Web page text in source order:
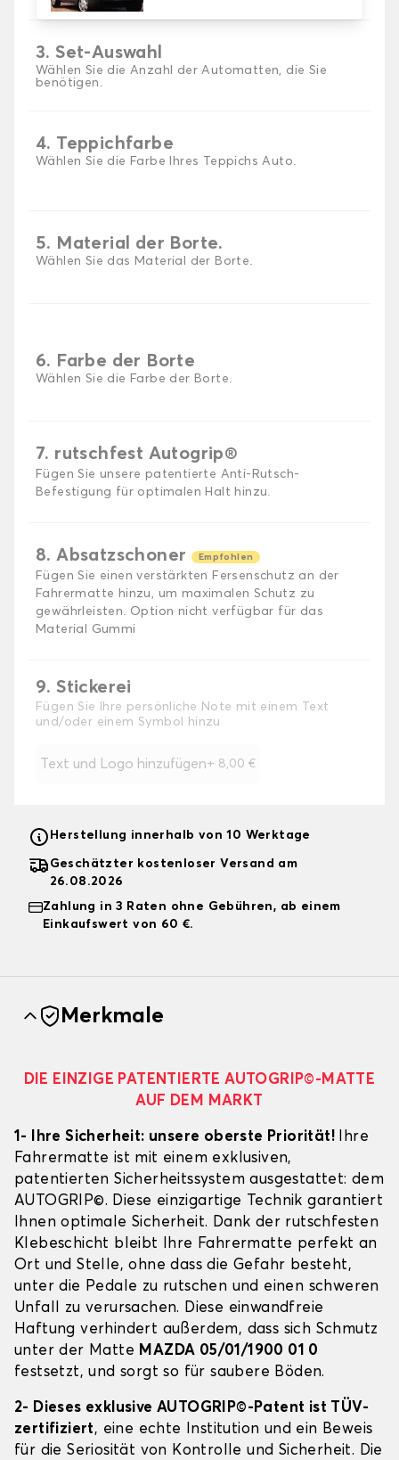
3. Set-Auswahl
Wählen Sie die Anzahl der Automatten, die Sie
benötigen.
4. Teppichfarbe
Wählen Sie die Farbe Ihres Teppichs Auto.
5. Material der Borte.
Wählen Sie das Material der Borte.
6. Farbe der Borte
Wählen Sie die Farbe der Borte.
7. rutschfest Autogrip®
Fügen Sie unsere patentierte Anti-Rutsch-
Befestigung für optimalen Halt hinzu.
8. Absatzschoner Empfohlen
Fügen Sie einen verstärkten Fersenschutz an der
Fahrermatte hinzu, um maximalen Schutz zu
gewährleisten. Option nicht verfügbar für das
Material Gummi
9. Stickerei
Fügen Sie Ihre persönliche Note mit einem Text
und/oder einem Symbol hinzu
Text und Logo hinzufügen+ 8,00 €
Herstellung innerhalb von 10 Werktage
Geschätzter kostenloser Versand am
26.08.2026
Zahlung in 3 Raten ohne Gebühren, ab einem
Einkaufswert von 60 €.
Merkmale
DIE EINZIGE PATENTIERTE AUTOGRIP©-MATTE
AUF DEM MARKT
1- Ihre Sicherheit: unsere oberste Priorität! Ihre
Fahrermatte ist mit einem exklusiven,
patentierten Sicherheitssystem ausgestattet: dem
AUTOGRIP©. Diese einzigartige Technik garantiert
Ihnen optimale Sicherheit. Dank der rutschfesten
Klebeschicht bleibt Ihre Fahrermatte perfekt an
Ort und Stelle, ohne dass die Gefahr besteht,
unter die Pedale zu rutschen und einen schweren
Unfall zu verursachen. Diese einwandfreie
Haftung verhindert außerdem, dass sich Schmutz
unter der Matte MAZDA 05/01/1900 01 0
festsetzt, und sorgt so für saubere Böden.
2- Dieses exklusive AUTOGRIP©-Patent ist TÜV-
zertifiziert, eine echte Institution und ein Beweis
für die Seriosität von Kontrolle und Sicherheit. Die